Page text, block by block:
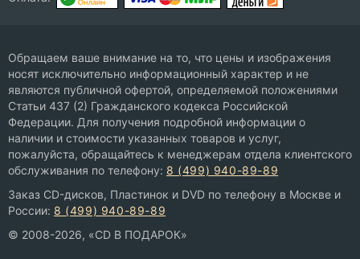
Обращаем ваше внимание на то, что цены и изображения
носят исключительно информационный характер и не
являются публичной офертой, определяемой положениями
Статьи 437 (2) Гражданского кодекса Российской
Федерации. Для получения подробной информации о
наличии и стоимости указанных товаров и услуг,
пожалуйста, обращайтесь к менеджерам отдела клиентского
обслуживания по телефону: 8 (499) 940-89-89
Заказ CD-дисков, Пластинок и DVD по телефону в Москве и
России: 8 (499) 940-89-89
© 2008-2026, «CD В ПОДАРОК»